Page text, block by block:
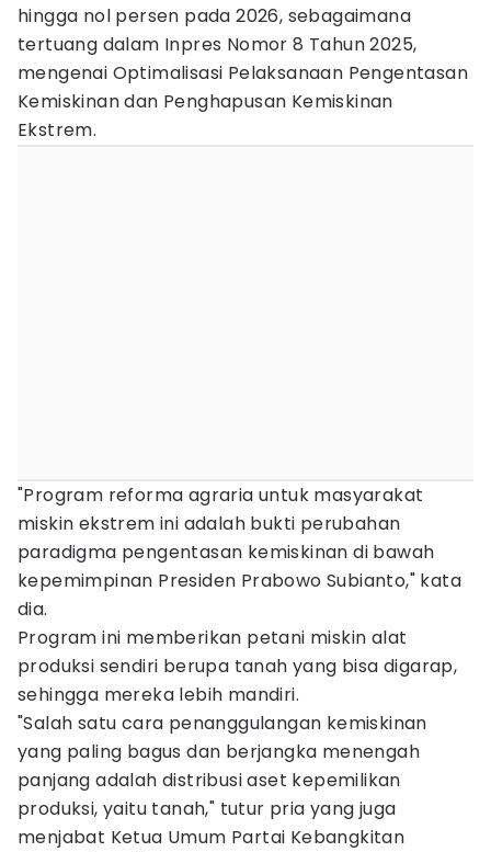
hingga nol persen pada 2026, sebagaimana
tertuang dalam Inpres Nomor 8 Tahun 2025,
mengenai Optimalisasi Pelaksanaan Pengentasan
Kemiskinan dan Penghapusan Kemiskinan
Ekstrem.
"Program reforma agraria untuk masyarakat
miskin ekstrem ini adalah bukti perubahan
paradigma pengentasan kemiskinan di bawah
kepemimpinan Presiden Prabowo Subianto," kata
dia.
Program ini memberikan petani miskin alat
produksi sendiri berupa tanah yang bisa digarap,
sehingga mereka lebih mandiri.
"Salah satu cara penanggulangan kemiskinan
yang paling bagus dan berjangka menengah
panjang adalah distribusi aset kepemilikan
produksi, yaitu tanah," tutur pria yang juga
menjabat Ketua Umum Partai Kebangkitan